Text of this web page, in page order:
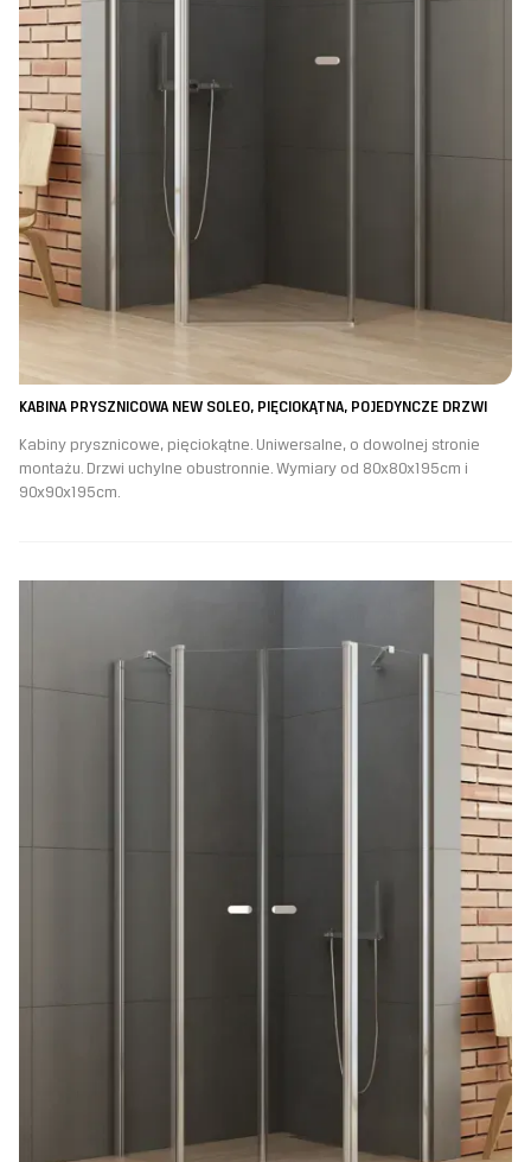
KABINA PRYSZNICOWA NEW SOLEO, PIĘCIOKĄTNA, POJEDYNCZE DRZWI
Kabiny prysznicowe, pięciokątne. Uniwersalne, o dowolnej stronie
montażu. Drzwi uchylne obustronnie. Wymiary od 80x80x195cm i
90x90x195cm.